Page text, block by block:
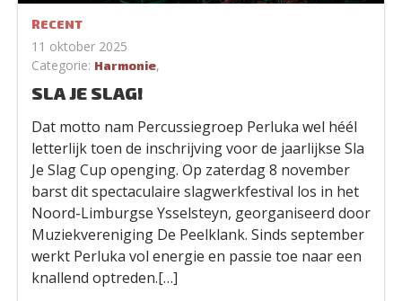
RECENT
11 oktober 2025
Categorie: Harmonie,
SLA JE SLAG!
Dat motto nam Percussiegroep Perluka wel héél
letterlijk toen de inschrijving voor de jaarlijkse Sla
Je Slag Cup openging. Op zaterdag 8 november
barst dit spectaculaire slagwerkfestival los in het
Noord-Limburgse Ysselsteyn, georganiseerd door
Muziekvereniging De Peelklank. Sinds september
werkt Perluka vol energie en passie toe naar een
knallend optreden.[…]